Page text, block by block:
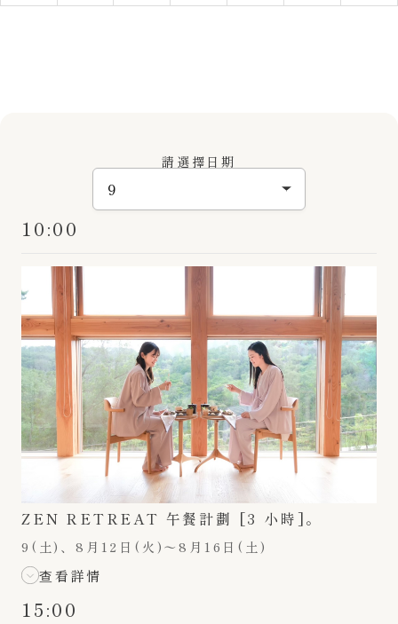
請選擇日期
10:00
ZEN RETREAT 午餐計劃 [3 小時]。
9(土)、8月12日(火)〜8月16日(土)
查看詳情
15:00